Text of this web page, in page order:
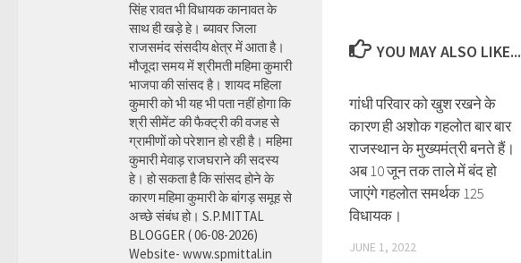
YOU MAY ALSO LIKE...
गांधी परिवार को खुश रखने के
कारण ही अशोक गहलोत बार बार
राजस्थान के मुख्यमंत्री बनते हैं।
अब 10 जून तक ताले में बंद हो
जाएंगे गहलोत समर्थक 125
विधायक।
JUNE 1, 2022
सिंह रावत भी विधायक कानावत के
साथ ही खड़े हे। ब्यावर जिला
राजसमंद संसदीय क्षेत्र में आता है।
मौजूदा समय में श्रीमती महिमा कुमारी
भाजपा की सांसद है। शायद महिला
कुमारी को भी यह भी पता नहीं होगा कि
श्री सीमेंट की फैक्ट्री की वजह से
ग्रामीणों को परेशान हो रही है। महिमा
कुमारी मेवाड़ राजघराने की सदस्य
हे। हो सकता है कि सांसद होने के
कारण महिमा कुमारी के बांगड़ समूह से
अच्छे संबंध हो। S.P.MITTAL
BLOGGER ( 06-08-2026)
Website- www.spmittal.in